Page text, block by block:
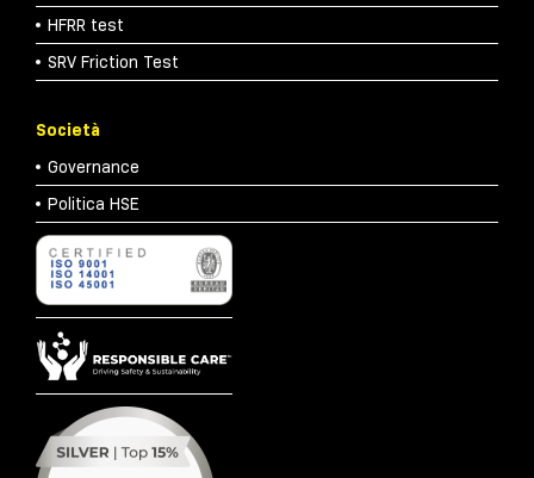
HFRR test
SRV Friction Test
Società
Governance
Politica HSE